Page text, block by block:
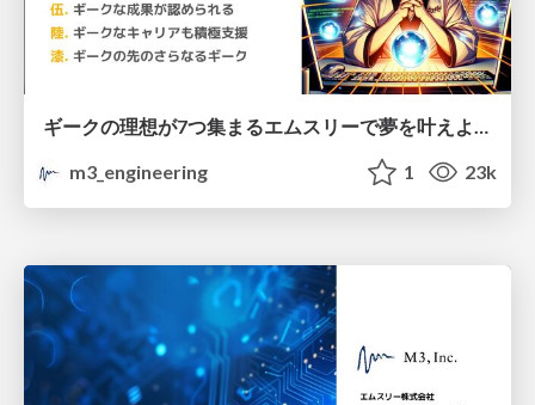
ギークの理想が7つ集まるエムスリーで夢を叶えよう - エムスリー株式会社
m3_engineering
1 23k